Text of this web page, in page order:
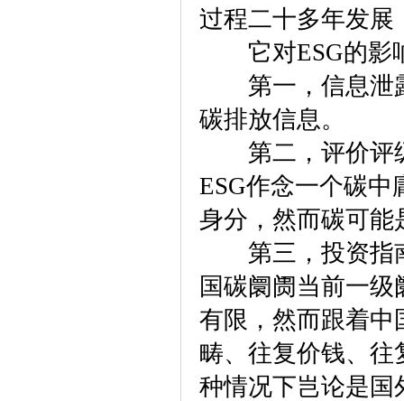
过程二十多年发展
它对ESG的影
第一，信息泄露
碳排放信息。
第二，评价评级
ESG作念一个碳中
身分，然而碳可能
第三，投资指南
国碳阛阓当前一
有限，然而跟着中
畴、往复价钱、
种情况下岂论是国